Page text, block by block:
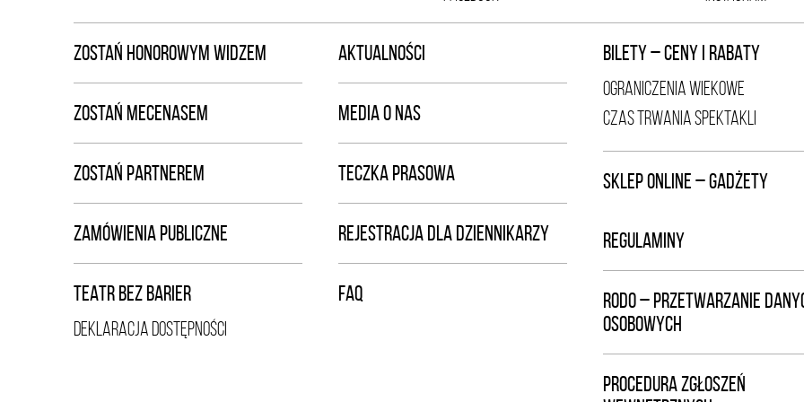
ZOSTAŃ HONOROWYM WIDZEM
ZOSTAŃ MECENASEM
ZOSTAŃ PARTNEREM
ZAMÓWIENIA PUBLICZNE
TEATR BEZ BARIER
DEKLARACJA DOSTĘPNOŚCI
AKTUALNOŚCI
MEDIA O NAS
TECZKA PRASOWA
REJESTRACJA DLA DZIENNIKARZY
FAQ
BILETY – CENY I RABATY
OGRANICZENIA WIEKOWE
CZAS TRWANIA SPEKTAKLI
SKLEP ONLINE – GADŻETY
REGULAMINY
RODO – PRZETWARZANIE
OSOBOWYCH
PROCEDURA ZGŁOSZEŃ